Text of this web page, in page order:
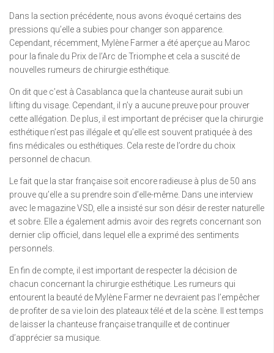
Dans la section précédente, nous avons évoqué certains des
pressions qu’elle a subies pour changer son apparence.
Cependant, récemment, Mylène Farmer a été aperçue au Maroc
pour la finale du Prix de l’Arc de Triomphe et cela a suscité de
nouvelles rumeurs de chirurgie esthétique.
On dit que c’est à Casablanca que la chanteuse aurait subi un
lifting du visage. Cependant, il n’y a aucune preuve pour prouver
cette allégation. De plus, il est important de préciser que la chirurgie
esthétique n’est pas illégale et qu’elle est souvent pratiquée à des
fins médicales ou esthétiques. Cela reste de l’ordre du choix
personnel de chacun.
Le fait que la star française soit encore radieuse à plus de 50 ans
prouve qu’elle a su prendre soin d’elle-même. Dans une interview
avec le magazine VSD, elle a insisté sur son désir de rester naturelle
et sobre. Elle a également admis avoir des regrets concernant son
dernier clip officiel, dans lequel elle a exprimé des sentiments
personnels.
En fin de compte, il est important de respecter la décision de
chacun concernant la chirurgie esthétique. Les rumeurs qui
entourent la beauté de Mylène Farmer ne devraient pas l’empêcher
de profiter de sa vie loin des plateaux télé et de la scène. Il est temps
de laisser la chanteuse française tranquille et de continuer
d’apprécier sa musique.